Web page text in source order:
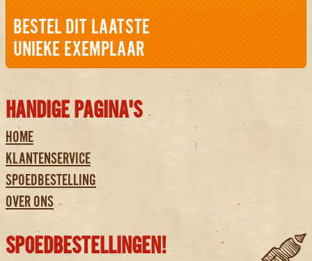
BESTEL DIT LAATSTE
UNIEKE EXEMPLAAR
HANDIGE PAGINA'S
HOME
KLANTENSERVICE
SPOEDBESTELLING
OVER ONS
SPOEDBESTELLINGEN!